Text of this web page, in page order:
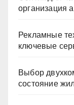
организация
Рекламные
ключевые
Выбор
состояние